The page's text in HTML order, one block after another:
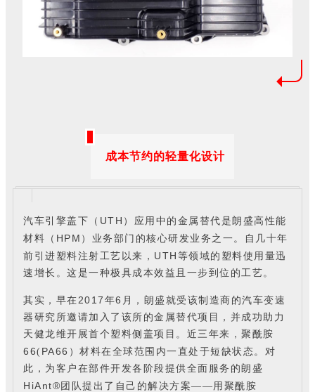
成本节约的轻量化设计
汽车引擎盖下（ UTH ）应用中的金属替代是朗盛高性能
材料（ HPM ）业务部门的核心研发业务之一。自几十年
前引进塑料注射工艺以来， UTH 等领域的塑料使用量迅
速增长。这是一种极具成本效益且一步到位的工艺。
其实，早在 2017 年6 月，朗盛就受该制造商的汽车变速
器研究所邀请加入了该所的金属替代项目，并成功助力
天健龙维开展首个塑料侧盖项目。近三年来，聚酰胺
66( PA66 ）材料在全球范围内一直处于短缺状态。对
此，为客户在部件开发各阶段提供全面服务的朗盛
HiAnt® 团队提出了自己的解决方案——用聚酰胺